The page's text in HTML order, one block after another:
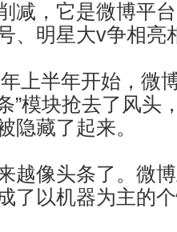
减，它是微博平
、明星大v争相亮
上半年开始，微
”模块抢去了风头
隐藏了起来。
越像头条了。微
了以机器为主的